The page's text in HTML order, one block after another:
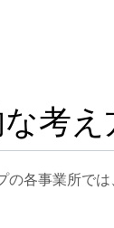
考え
の各事業所で